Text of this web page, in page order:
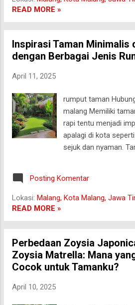
sintetis yang praktis ,
lengkap di tempat
Rumput Taman Itu
bukan cuma
Membuat rumah
Memberi area
hewan peliharaan ✅
bersantai, hingga
Rekomendasi
tekstur halus, cocok
READ MORE »
Inspirasi Taman Minimalis
dengan Berbagai Jenis
April 11, 2025
rumput taman
malang Memiliki
rapi tentu menjadi
apalagi di kota
sejuk dan nyaman.
fokus keindahan
elemen penting
yang tepat akan
lebih hidup, rapi, dan
sesuai kebutuhan. 🌱
yang Cocok untuk
Jepang Rumput yang
Posting Komentar
Lokasi: Malang, Kota Malang, Jawa
READ MORE »
Perbedaan Zoysia
Zoysia Matrella: Mana
Cocok untuk Tamanku?
April 10, 2025